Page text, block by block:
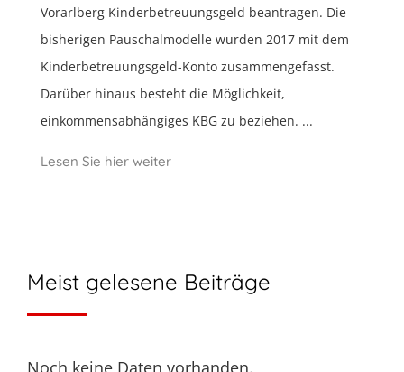
Vorarlberg Kinderbetreuungsgeld beantragen. Die
bisherigen Pauschalmodelle wurden 2017 mit dem
Kinderbetreuungsgeld-Konto zusammengefasst.
Darüber hinaus besteht die Möglichkeit,
einkommensabhängiges KBG zu beziehen. ...
Lesen Sie hier weiter
Meist gelesene Beiträge